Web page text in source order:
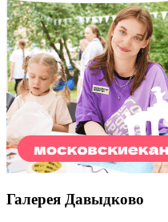
Галерея Давыдково